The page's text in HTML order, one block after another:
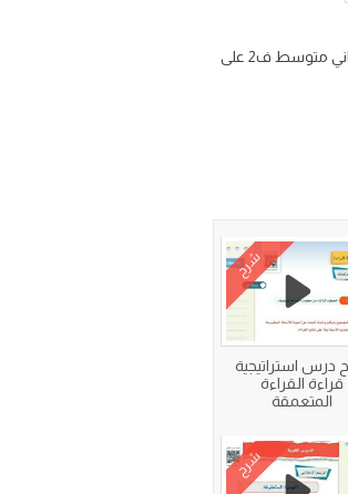
شرح درس كتابة المسودة من الوحدة الثالثة أعلام سابقون مادة لغتي للصف الثاني المتوسط الفصل الدراسي الثاني شرح درس كتابة المسودة لغتي ثاني متوسط ف2 على
شرح
درس استراتيجية
قراءة القراءة
المتعمقة
شرح